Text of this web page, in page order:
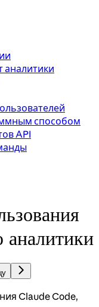
аналитики
способом
API
Claude Code,